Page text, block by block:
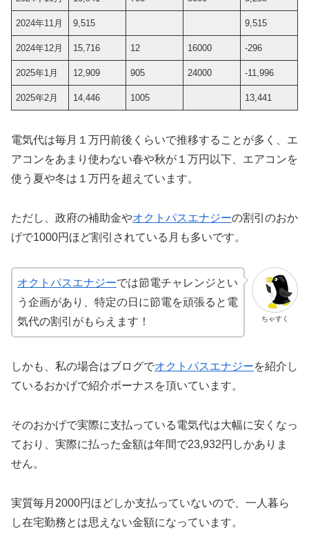
2024年11月 9,515 9,515
2024年12月 15,716 12 16000 -296
2025年1月 12,909 905 24000 -11,996
2025年2月 14,446 1005 13,441
電気代は毎月１万円前後くらいで推移することが多く、エ
アコンをあまり使わない春や秋が１万円以下、エアコンを
使う夏や冬は１万円を超えています。
ただし、政府の補助金やオクトパスエナジーの割引のおか
げで1000円ほど割引されている月も多いです。
ちゃすく
オクトパスエナジーでは節電チャレンジとい
う企画があり、特定の日に節電を頑張ると電
気代の割引がもらえます！
しかも、私の場合はブログでオクトパスエナジーを紹介し
ているおかげで紹介ボーナスを頂いています。
そのおかげで実際に支払っている電気代は大幅に安くなっ
ており、実際に払った金額は年間で23,932円しかありま
せん。
実質毎月2000円ほどしか支払っていないので、一人暮ら
し在宅勤務とは思えない金額になっています。